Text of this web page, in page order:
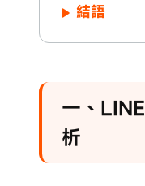
結語
一、
析